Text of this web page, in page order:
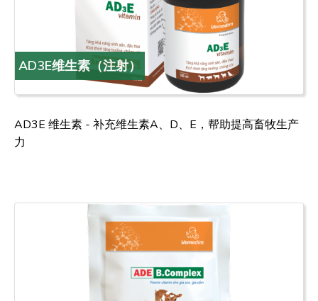
AD3E维生素（注射）
AD3E 维生素 - 补充维生素A、D、E，帮助提高畜牧生产
力